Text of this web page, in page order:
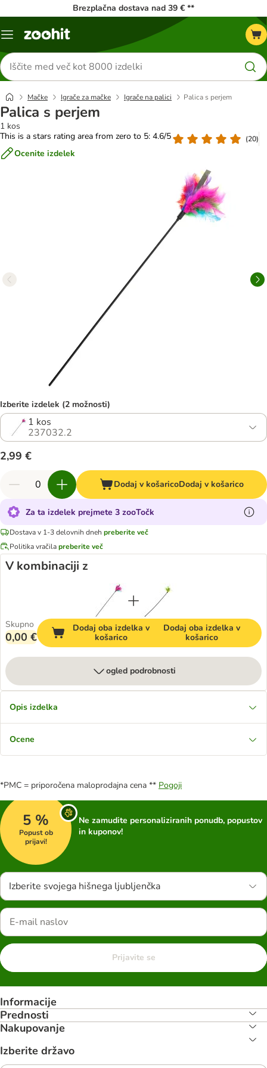
Brezplačna dostava nad 39 € **
Meni
Iskanje
izdelkov
Mačke Igrače za mačke Igrače na palici Palica s perjem
Palica s perjem
1 kos
This is a stars rating area from zero to 5: 4.6/5
(20)
Ocenite izdelek
Izberite izdelek (2 možnosti)
1 kos
237032.2
2,99 €
Dodaj v košaricoDodaj v košarico
Za ta izdelek prejmete 3 zooTočk
Dostava v 1-3 delovnih dneh preberite več
Politika vračilapreberite več
V kombinaciji z
Skupno
0,00 €
Dodaj oba izdelka v
košarico
Dodaj oba izdelka v
košarico
ogled podrobnosti
Opis izdelka
Ocene
*PMC = priporočena maloprodajna cena ** Pogoji
5 %
Popust ob
prijavi!
Ne zamudite personaliziranih ponudb, popustov
in kuponov!
Izberite svojega hišnega ljubljenčka
Prijavite se
Informacije
Prednosti
Nakupovanje
Izberite državo